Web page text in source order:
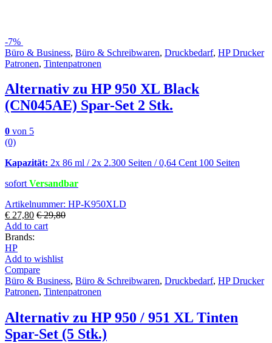
-7%
Büro & Business, Büro & Schreibwaren, Druckbedarf, HP Drucker
Patronen, Tintenpatronen
Alternativ zu HP 950 XL Black
(CN045AE) Spar-Set 2 Stk.
0 von 5
(0)
Kapazität: 2x 86 ml / 2x 2.300 Seiten / 0,64 Cent 100 Seiten
sofort Versandbar
Artikelnummer: HP-K950XLD
€ 27,80 €29,80
Add to cart
Brands:
HP
Add to wishlist
Compare
Büro & Business, Büro & Schreibwaren, Druckbedarf, HP Drucker
Patronen, Tintenpatronen
Alternativ zu HP 950 / 951 XL Tinten
Spar-Set (5 Stk.)